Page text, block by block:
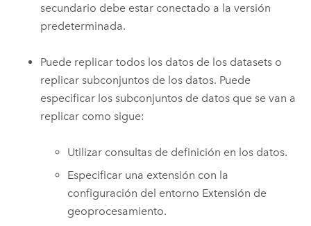
secundario debe estar conectado a la versión
predeterminada.
Puede replicar todos los datos de los datasets o
replicar subconjuntos de los datos. Puede
especificar los subconjuntos de datos que se van a
replicar como sigue:
Utilizar consultas de definición en los datos.
Especificar una extensión con la
configuración del entorno Extensión de
geoprocesamiento.